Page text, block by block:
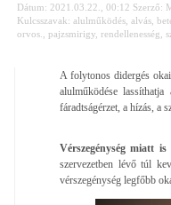
Dátum: 2021.03.22., 00:12 Szerző:
Kulcsszavak: alulműködés alvás
orvos.
pajzsmirigy rendellenesség
A folytonos didergés
alulműködése
fáradtságérzet, a hízás, a
Vérszegénység miatt
szervezetben lévő túl
vérszegénység legfőbb